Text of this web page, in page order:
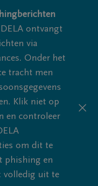
DELA ontvangt
via
Onder het
tracht men
Klik niet op
en controleer
om dit te
phishing en
volledig uit te